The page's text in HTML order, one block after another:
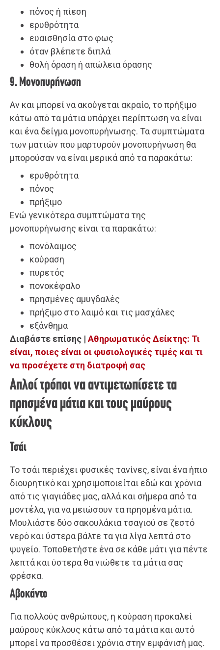
πόνος ή πίεση
ερυθρότητα
ευαισθησία στο φως
όταν βλέπετε διπλά
θολή όραση ή απώλεια όρασης
9. Μονοπυρήνωση
Αν και μπορεί να ακούγεται ακραίο, το πρήξιμο
κάτω από τα μάτια υπάρχει περίπτωση να είναι
και ένα δείγμα μονοπυρήνωσης. Τα συμπτώματα
των ματιών που μαρτυρούν μονοπυρήνωση θα
μπορούσαν να είναι μερικά από τα παρακάτω:
ερυθρότητα
πόνος
πρήξιμο
Ενώ γενικότερα συμπτώματα της
μονοπυρήνωσης είναι τα παρακάτω:
πονόλαιμος
κούραση
πυρετός
πονοκέφαλο
πρησμένες αμυγδαλές
πρήξιμο στο λαιμό και τις μασχάλες
εξάνθημα
Διαβάστε επίσης |Αθηρωματικός Δείκτης: Τι
είναι, ποιες είναι οι φυσιολογικές τιμές και τι
να προσέχετε στη διατροφή σας
Απλοί τρόποι να αντιμετωπίσετε τα
πρησμένα μάτια και τους μαύρους
κύκλους
Τσάι
Το τσάι περιέχει φυσικές τανίνες, είναι ένα ήπιο
διουρητικό και χρησιμοποιείται εδώ και χρόνια
από τις γιαγιάδες μας, αλλά και σήμερα από τα
μοντέλα, για να μειώσουν τα πρησμένα μάτια.
Μουλιάστε δύο σακουλάκια τσαγιού σε ζεστό
νερό και ύστερα βάλτε τα για λίγα λεπτά στο
ψυγείο. Τοποθετήστε ένα σε κάθε μάτι για πέντε
λεπτά και ύστερα θα νιώθετε τα μάτια σας
φρέσκα.
Αβοκάντο
Για πολλούς ανθρώπους, η κούραση προκαλεί
μαύρους κύκλους κάτω από τα μάτια και αυτό
μπορεί να προσθέσει χρόνια στην εμφάνισή μας.